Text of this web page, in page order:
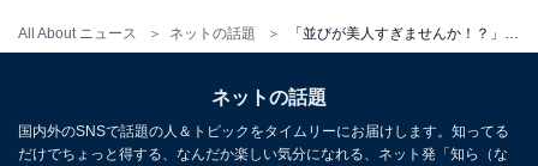
All About ニュース ネットの話題
ネットの話題
国内外のSNSで話題の人＆トピックをタイムリーにお届けします。知ってる
だけでちょっと得する、なんだか楽しい気分になれる、ネット発「知ら（な